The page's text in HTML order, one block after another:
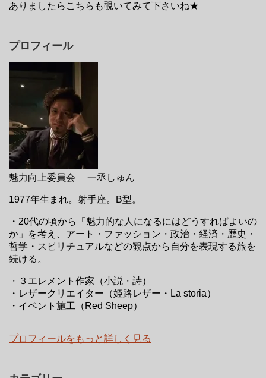
ありましたらこちらも覗いてみて下さいね★
プロフィール
魅力向上委員会 一丞しゅん
1977年生まれ。射手座。B型。
・20代の頃から「魅力的な人になるにはどうすればよいの
か」を考え、アート・ファッション・政治・経済・歴史・
哲学・スピリチュアルなどの観点から自分を表現する旅を
続ける。
・３エレメント作家（小説・詩）
・レザークリエイター（姫路レザー・La storia）
・イベント施工（Red Sheep）
プロフィールをもっと詳しく見る